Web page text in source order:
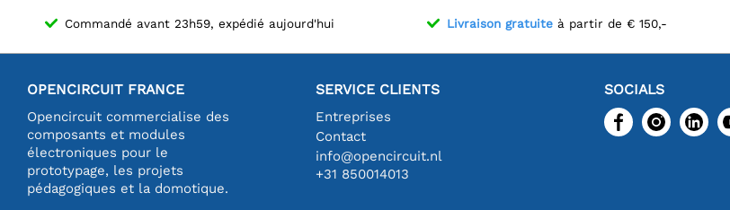
Commandé avant 23h59, expédié aujourd'hui Livraison gratuiteà partir de € 150,-
OPENCIRCUIT FRANCE
Opencircuit commercialise des
composants et modules
électroniques pour le
prototypage, les projets
pédagogiques et la domotique.
SERVICE CLIENTS
Entreprises
Contact
info@opencircuit.nl
+31 850014013
SOCIALS